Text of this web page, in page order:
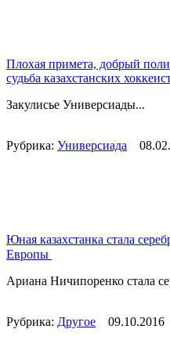
Плохая примета, добрый
судьба казахстанских
Закулисье Универсиады...
Рубрика: Универсиада
Юная казахстанка стала
Европы
Ариана Ничипоренко стала
Рубрика: Другое 09.10.2016